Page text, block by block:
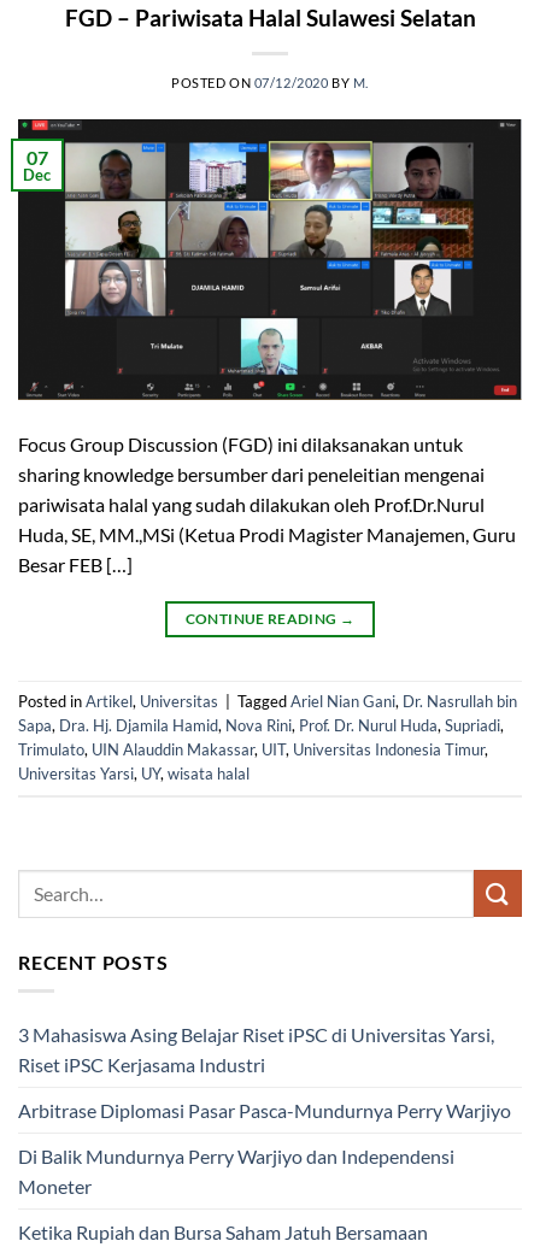
FGD – Pariwisata Halal Sulawesi Selatan
POSTED ON 07/12/2020 BY M.
07
Dec
Focus Group Discussion (FGD) ini dilaksanakan untuk
sharing knowledge bersumber dari peneleitian mengenai
pariwisata halal yang sudah dilakukan oleh Prof.Dr.Nurul
Huda, SE, MM.,MSi (Ketua Prodi Magister Manajemen, Guru
Besar FEB […]
CONTINUE READING →
Posted inArtikel, Universitas TaggedAriel Nian Gani, Dr. Nasrullah bin
Sapa, Dra. Hj. Djamila Hamid, Nova Rini, Prof. Dr. Nurul Huda, Supriadi,
Trimulato, UIN Alauddin Makassar, UIT, Universitas Indonesia Timur,
Universitas Yarsi, UY, wisata halal
RECENT POSTS
3 Mahasiswa Asing Belajar Riset iPSC di Universitas Yarsi,
Riset iPSC Kerjasama Industri
Arbitrase Diplomasi Pasar Pasca-Mundurnya Perry Warjiyo
Di Balik Mundurnya Perry Warjiyo dan Independensi
Moneter
Ketika Rupiah dan Bursa Saham Jatuh Bersamaan